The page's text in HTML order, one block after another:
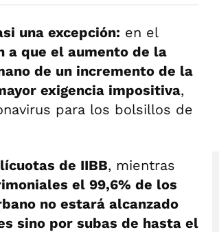
una excepción: en el
a que el aumento de la
de un incremento de la
exigencia impositiva,
para los bolsillos de
de IIBB, mientras
el 99,6% de los
no estará alcanzado
sino por subas de hasta el